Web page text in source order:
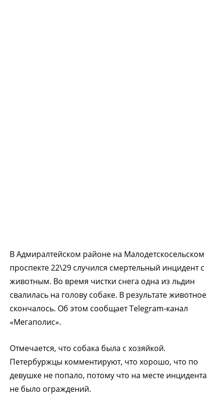
В Адмиралтейском районе на Малодетскосельском
проспекте 22\29 случился смертельный инцидент с
животным. Во время чистки снега одна из льдин
свалилась на голову собаке. В результате животное
скончалось. Об этом сообщает Telegram-канал
«Мегаполис».
Отмечается, что собака была с хозяйкой.
Петербуржцы комментируют, что хорошо, что по
девушке не попало, потому что на месте инцидента
не было ограждений.